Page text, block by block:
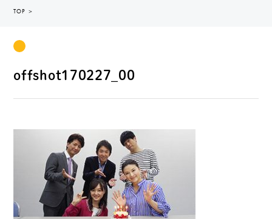
TOP ＞
offshot170227_00